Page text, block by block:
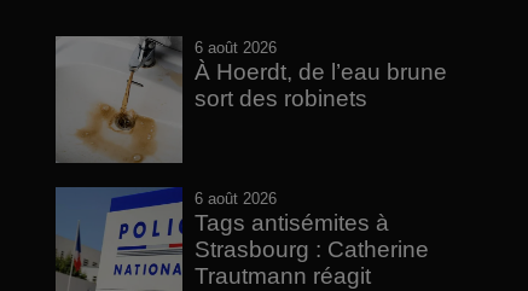
6 août 2026
À Hoerdt, de l’eau brune
sort des robinets
6 août 2026
Tags antisémites à
Strasbourg : Catherine
Trautmann réagit